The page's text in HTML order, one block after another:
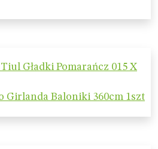
Gładki Pomarańcz 015 X
Girlanda Baloniki 360cm 1szt